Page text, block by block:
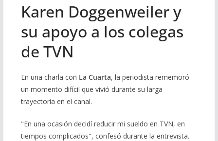
Karen Doggenweiler y
su apoyo a los colegas
de TVN
En una charla con La Cuarta, la periodista rememoró
un momento difícil que vivió durante su larga
trayectoria en el canal.
"En una ocasión decidí reducir mi sueldo en TVN, en
tiempos complicados", confesó durante la entrevista.